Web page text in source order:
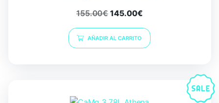
155.00€ 145.00€
AÑADIR AL CARRITO